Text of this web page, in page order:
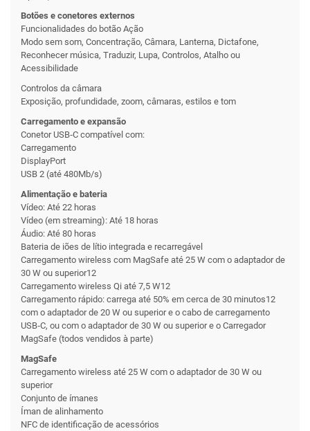
Botões e conetores externos
Funciona­lidades do botão Ação
Modo sem som, Concentração, Câmara, Lanterna, Dictafone,
Reconhecer música, Traduzir, Lupa, Controlos, Atalho ou
Acessibilidade
Controlos da câmara
Exposição, profundidade, zoom, câmaras, estilos e tom
Carrega­mento e expansão
Conetor USB‑C compa­tível com:
Carrega­mento
DisplayPort
USB 2 (até 480Mb/s)
Alimentação e bateria
Vídeo: Até 22 horas
Vídeo (em streaming): Até 18 horas
Áudio: Até 80 horas
Bateria de iões de lítio integrada e recarregável
Carrega­mento wireless com MagSafe até 25 W com o adaptador de
30 W ou superior12
Carrega­mento wireless Qi até 7,5 W12
Carrega­mento rápido: carrega até 50% em cerca de 30 minutos12
com o adaptador de 20 W ou superior e o cabo de carrega­mento
USB‑C, ou com o adaptador de 30 W ou superior e o Carregador
MagSafe (to­dos vendidos à parte)
MagSafe
Carrega­mento wireless até 25 W com o adaptador de 30 W ou
superior
Conjunto de ímanes
Íman de alinhamento
NFC de identificação de acessórios